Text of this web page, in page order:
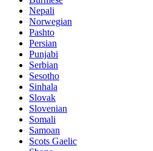
Nepali
Norwegian
Pashto
Persian
Punjabi
Serbian
Sesotho
Sinhala
Slovak
Slovenian
Somali
Samoan
Scots Gaelic